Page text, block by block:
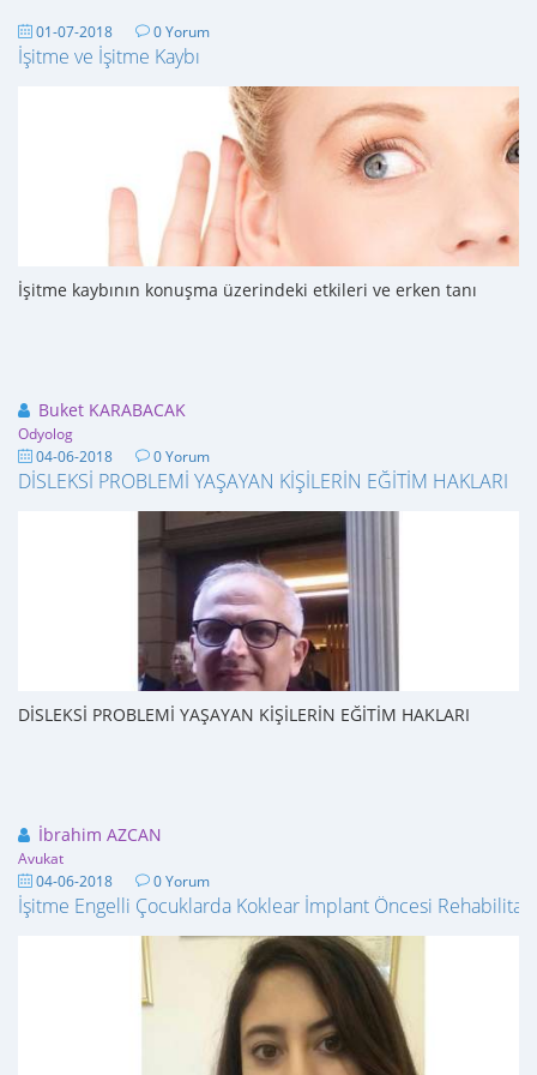
01-07-2018 0 Yorum
İşitme ve İşitme Kaybı
İşitme kaybının konuşma üzerindeki etkileri ve erken tanı
Buket KARABACAK
Odyolog
04-06-2018 0 Yorum
DİSLEKSİ PROBLEMİ YAŞAYAN KİŞİLERİN EĞİTİM HAKLARI
DİSLEKSİ PROBLEMİ YAŞAYAN KİŞİLERİN EĞİTİM HAKLARI
İbrahim AZCAN
Avukat
04-06-2018 0 Yorum
İşitme Engelli Çocuklarda Koklear İmplant Öncesi